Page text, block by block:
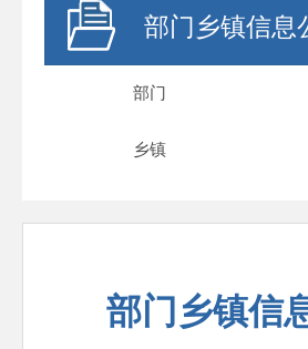
部门乡镇信息
部门
乡镇
部门乡镇信